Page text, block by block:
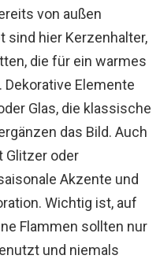
von außen
sind hier Kerzenhalter,
die für ein warmes
Elemente
Glas, die klassische
das Bild. Auch
Glitzer oder
Akzente und
Wichtig ist, auf
Flammen sollten nur
und niemals